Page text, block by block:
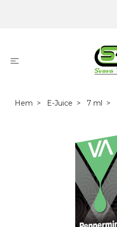
Hem E-Juice 7 ml